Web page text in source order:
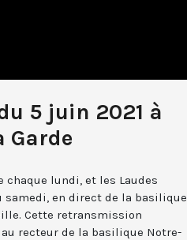
5 juin 2021 à
Garde
chaque lundi, et les Laudes
en direct de la basilique
Cette retransmission
recteur de la basilique Notre-